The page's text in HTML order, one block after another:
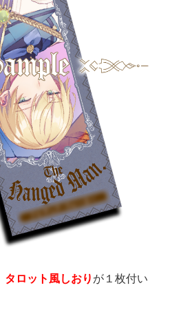
タロット風しおり が１枚付い